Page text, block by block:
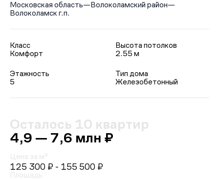
Московская область—Волоколамский район—
Волоколамск г.п.
Класс
Комфорт
Высота потолков
2.55 м
Этажность
5
Тип дома
Железобетонный
Осталось 10 квартир
4,9 — 7,6 млн ₽
Цена за м²
125 300 ₽ - 155 500 ₽
Площадь